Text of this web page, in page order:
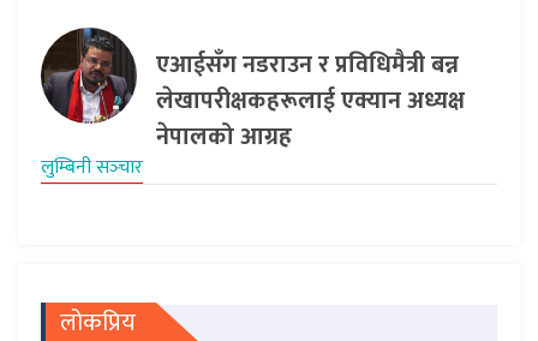
एआईसँग नडराउन र प्रविधिमैत्री बन्न
लेखापरीक्षकहरूलाई एक्यान अध्यक्ष
नेपालको आग्रह
लुम्बिनी सञ्‍चार
लोकप्रिय